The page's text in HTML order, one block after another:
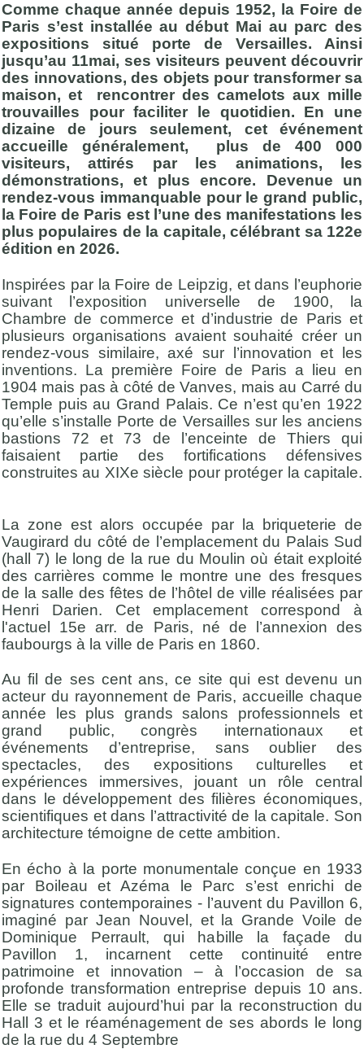
Comme chaque année depuis 1952, la Foire de
Paris s’est installée au début Mai au parc des
expositions situé porte de Versailles. Ainsi
jusqu’au 11mai, ses visiteurs peuvent découvrir
des innovations, des objets pour transformer sa
maison, et rencontrer des camelots aux mille
trouvailles pour faciliter le quotidien. En une
dizaine de jours seulement, cet événement
accueille généralement, plus de 400 000
visiteurs, attirés par les animations, les
démonstrations, et plus encore. Devenue un
rendez-vous immanquable pour le grand public,
la Foire de Paris est l’une des manifestations les
plus populaires de la capitale, célébrant sa 122e
édition en 2026.
Inspirées par la Foire de Leipzig, et dans l’euphorie
suivant l’exposition universelle de 1900, la
Chambre de commerce et d’industrie de Paris et
plusieurs organisations avaient souhaité créer un
rendez-vous similaire, axé sur l’innovation et les
inventions. La première Foire de Paris a lieu en
1904 mais pas à côté de Vanves, mais au Carré du
Temple puis au Grand Palais. Ce n’est qu’en 1922
qu’elle s’installe Porte de Versailles sur les anciens
bastions 72 et 73 de l’enceinte de Thiers qui
faisaient partie des fortifications défensives
construites au XIXe siècle pour protéger la capitale.
La zone est alors occupée par la briqueterie de
Vaugirard du côté de l’emplacement du Palais Sud
(hall 7) le long de la rue du Moulin où était exploité
des carrières comme le montre une des fresques
de la salle des fêtes de l’hôtel de ville réalisées par
Henri Darien. Cet emplacement correspond à
l'actuel 15e arr. de Paris, né de l’annexion des
faubourgs à la ville de Paris en 1860.
Au fil de ses cent ans, ce site qui est devenu un
acteur du rayonnement de Paris, accueille chaque
année les plus grands salons professionnels et
grand public, congrès internationaux et
événements d’entreprise, sans oublier des
spectacles, des expositions culturelles et
expériences immersives, jouant un rôle central
dans le développement des filières économiques,
scientifiques et dans l’attractivité de la capitale. Son
architecture témoigne de cette ambition.
En écho à la porte monumentale conçue en 1933
par Boileau et Azéma le Parc s’est enrichi de
signatures contemporaines - l’auvent du Pavillon 6,
imaginé par Jean Nouvel, et la Grande Voile de
Dominique Perrault, qui habille la façade du
Pavillon 1, incarnent cette continuité entre
patrimoine et innovation – à l’occasion de sa
profonde transformation entreprise depuis 10 ans.
Elle se traduit aujourd’hui par la reconstruction du
Hall 3 et le réaménagement de ses abords le long
de la rue du 4 Septembre